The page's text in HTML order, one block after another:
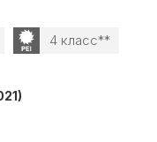
4 класс**